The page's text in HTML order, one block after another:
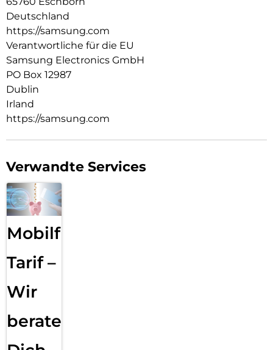
Deutschland
https://samsung.com
Verantwortliche für die EU
Samsung Electronics GmbH
PO Box 12987
Dublin
Irland
https://samsung.com
Verwandte Services
Mobilfunk
Tarif –
Wir
beraten